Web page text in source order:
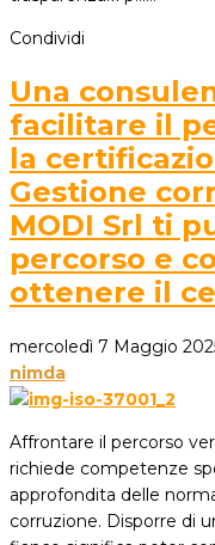
Condividi
Una
facilitare il
la
Gestione
MODI Srl ti
percorso e
ottenere il
mercoledì 7 Maggio
nimda
Affrontare il percorso
richiede competenze
approfondita delle
corruzione. Disporre di